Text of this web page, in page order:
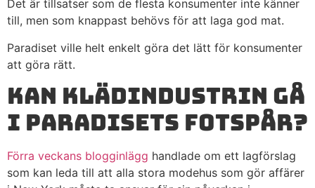
Det är tillsatser som de flesta konsumenter inte känner
till, men som knappast behövs för att laga god mat.
Paradiset ville helt enkelt göra det lätt för konsumenter
att göra rätt.
Kan klädindustrin gå
i Paradisets fotspår?
Förra veckans blogginlägg handlade om ett lagförslag
som kan leda till att alla stora modehus som gör affärer